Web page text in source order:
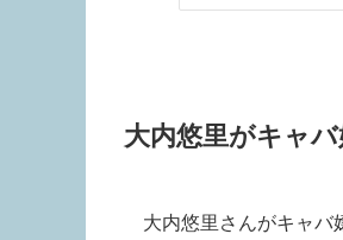
大内悠里がキャ
大内悠里さんがキャバ